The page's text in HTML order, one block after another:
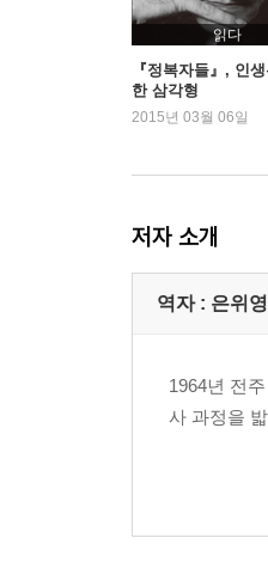
읽다
『정복자들』, 인
한 삼각형
2015년 03월 06일
저자 소개
역자 : 은위영
1964년 전
사 과정을